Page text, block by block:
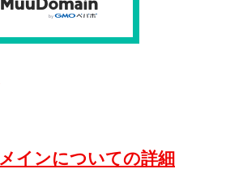
インについての詳細